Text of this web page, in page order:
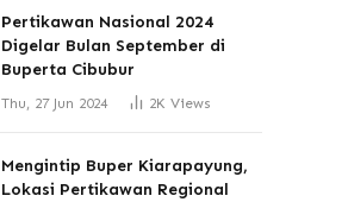
Pertikawan Nasional 2024
Digelar Bulan September di
Buperta Cibubur
Thu, 27 Jun 2024 2K Views
Mengintip Buper Kiarapayung,
Lokasi Pertikawan Regional